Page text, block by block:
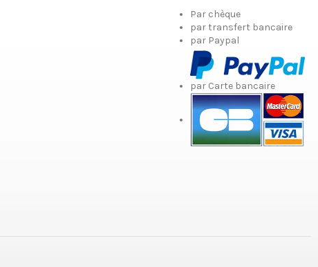
Par chèque
par transfert bancaire
par Paypal
par Carte bancaire